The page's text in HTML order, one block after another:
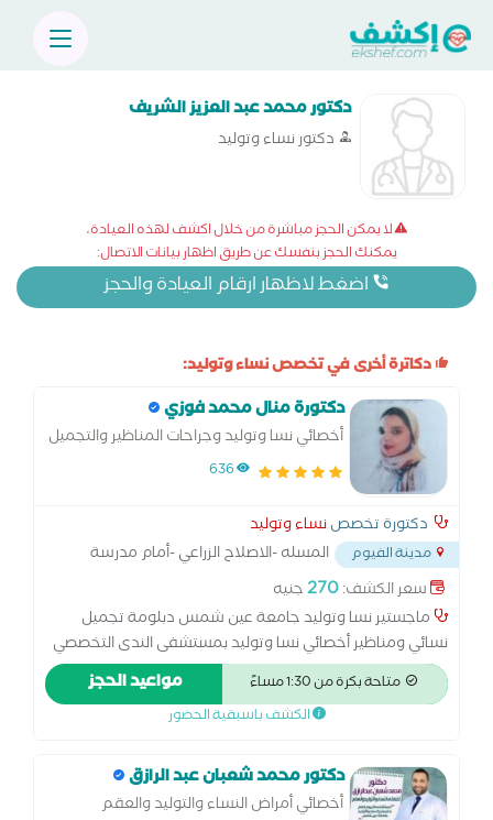
دكتور محمد عبد العزيز الشريف
دكتور نساء وتوليد
لا يمكن الحجز مباشرة من خلال اكشف لهذه العيادة،
يمكنك الحجز بنفسك عن طريق اظهار بيانات الاتصال:
اضغط لاظهار ارقام العيادة والحجز
دكاترة أخرى في تخصص نساء وتوليد:
دكتورة منال محمد فوزي
أخصائي نسا وتوليد وجراحات المناظير والتجميل
النسائي
636
دكتورة تخصصنساء وتوليد
مدينة الفيوم
المسله -الاصلاح الزراعي -أمام مدرسة
المسلة الاعداديه ...سعر الكشف:270جنيه
ماجستير نسا وتوليد جامعة عين شمس دبلومة تجميل
نسائي ومناظير أخصائي نسا وتوليد بمستشفى الندى التخصصي
أخصائي نسا وتوليد بمستشفى فيديمين العام خبرة 13 سنه في
مجال التوليد وأمراض النسا التعامل الجيد مع حالات الحمل عالي
الخطورة . جرح تجميلي في حالات القيصرية المتكررة.
متاحة بكرة من 1:30 مساءً مواعيد الحجز
الكشف باسبقية الحضور
دكتور محمد شعبان عبد الرازق
أخصائي أمراض النساء والتوليد والعقم